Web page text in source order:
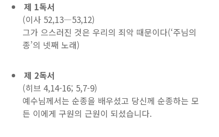
제 1독서
(이사 52,13―53,12)
그가 으스러진 것은 우리의 죄악 때문이다(‘주님의
종’의 넷째 노래)
제 2독서
(히브 4,14-16; 5,7-9)
예수님께서는 순종을 배우셨고 당신께 순종하는 모
든 이에게 구원의 근원이 되셨습니다.